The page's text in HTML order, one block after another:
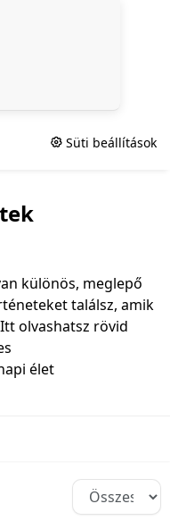
Süti beállítások
különös, meglepő
találsz, amik
olvashatsz rövid
élet